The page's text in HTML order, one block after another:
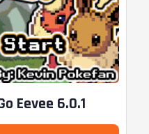
Eevee 6.0.1